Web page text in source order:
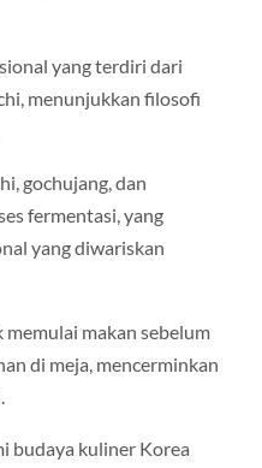
yang terdiri dari
menunjukkan filosofi
gochujang, dan
fermentasi, yang
yang diwariskan
makan sebelum
di meja, mencerminkan
budaya kuliner Korea